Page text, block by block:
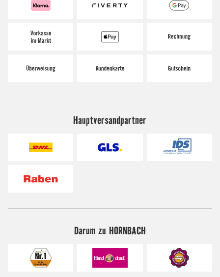
Hauptversandpartner
Darum zu HORNBACH